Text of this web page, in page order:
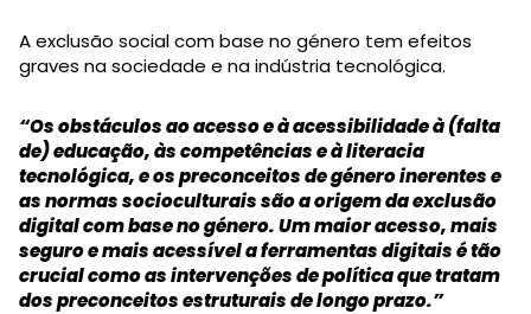
A exclusão social com base no género tem efeitos
graves na sociedade e na indústria tecnológica.
“Os obstáculos ao acesso e à acessibilidade à (falta
de) educação, às competências e à literacia
tecnológica, e os preconceitos de género inerentes e
as normas socioculturais são a origem da exclusão
digital com base no género. Um maior acesso, mais
seguro e mais acessível a ferramentas digitais é tão
crucial como as intervenções de política que tratam
dos preconceitos estruturais de longo prazo.”